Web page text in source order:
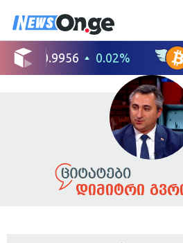
დიმიტრი